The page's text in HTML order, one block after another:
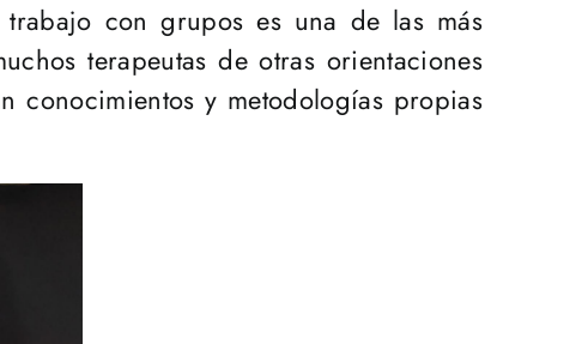
con grupos es una de las más
terapeutas de otras orientaciones
conocimientos y metodologías propias